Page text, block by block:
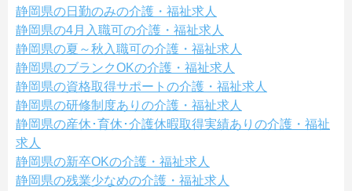
静岡県の日勤のみの介護・福祉求人
静岡県の4月入職可の介護・福祉求人
静岡県の夏～秋入職可の介護・福祉求人
静岡県のブランクOKの介護・福祉求人
静岡県の資格取得サポートの介護・福祉求人
静岡県の研修制度ありの介護・福祉求人
静岡県の産休･育休･介護休暇取得実績ありの介護・福祉
求人
静岡県の新卒OKの介護・福祉求人
静岡県の残業少なめの介護・福祉求人